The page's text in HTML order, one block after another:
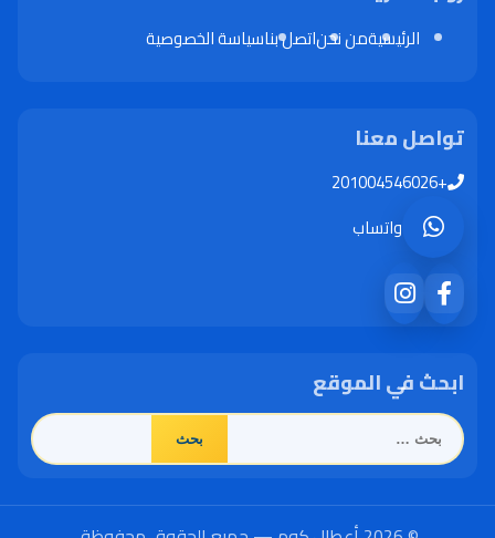
الرئيسيةمن نحناتصل بناسياسة الخصوصية
تواصل معنا
+201004546026
واتساب
ابحث في الموقع
البحث
عن: